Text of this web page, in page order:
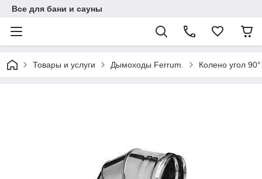
Все для бани и сауны
Товары и услуги Дымоходы Ferrum. Колено угол